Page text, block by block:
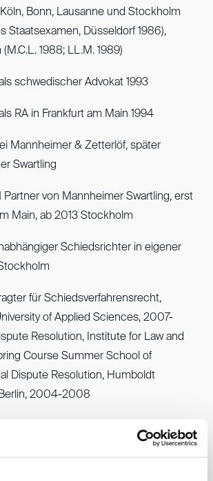
Bonn, Lausanne und Stockholm
Staatsexamen, Düsseldorf 1986),
1988; LL.M. 1989)
schwedischer Advokat 1993
RA in Frankfurt am Main 1994
Mannheimer & Zetterlöf, später
Swartling
Partner von Mannheimer Swartling, erst
Main, ab 2013 Stockholm
Schiedsrichter in eigener
für Schiedsverfahrensrecht,
of Applied Sciences, 2007-
Resolution, Institute for Law and
Course Summer School of
Dispute Resolution, Humboldt
2004-2008